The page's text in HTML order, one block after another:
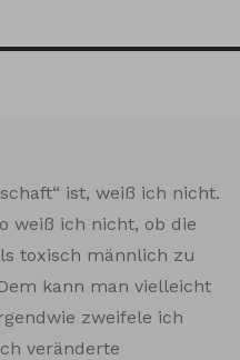
ist, weiß ich nicht.
weiß ich nicht, ob die
toxisch männlich zu
kann man vielleicht
zweifele ich
veränderte